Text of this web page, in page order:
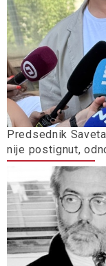
Predsednik
nije postignut,